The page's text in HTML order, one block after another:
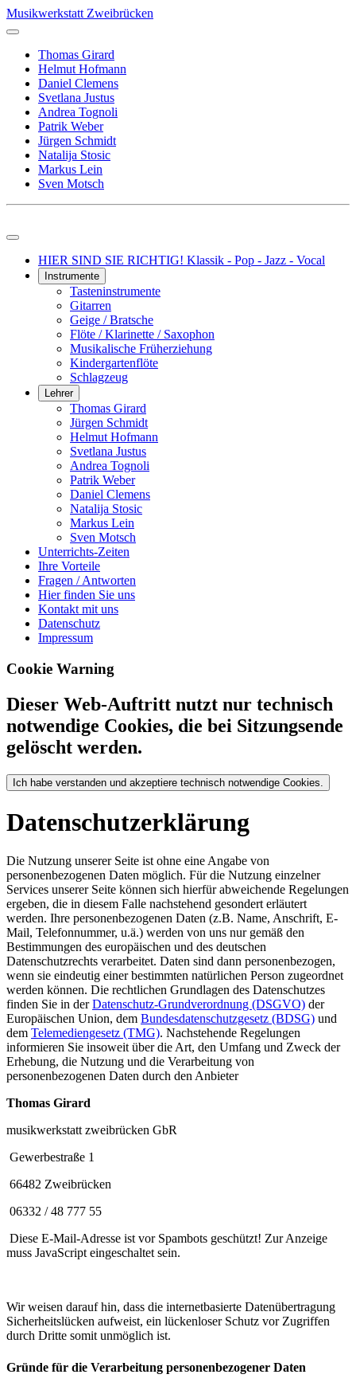
Musikwerkstatt Zweibrücken
Thomas Girard
Helmut Hofmann
Daniel Clemens
Svetlana Justus
Andrea Tognoli
Patrik Weber
Jürgen Schmidt
Natalija Stosic
Markus Lein
Sven Motsch
HIER SIND SIE RICHTIG! Klassik - Pop - Jazz - Vocal
Instrumente
Tasteninstrumente
Gitarren
Geige / Bratsche
Flöte / Klarinette / Saxophon
Musikalische Früherziehung
Kindergartenflöte
Schlagzeug
Lehrer
Thomas Girard
Jürgen Schmidt
Helmut Hofmann
Svetlana Justus
Andrea Tognoli
Patrik Weber
Daniel Clemens
Natalija Stosic
Markus Lein
Sven Motsch
Unterrichts-Zeiten
Ihre Vorteile
Fragen / Antworten
Hier finden Sie uns
Kontakt mit uns
Datenschutz
Impressum
Cookie Warning
Dieser Web-Auftritt nutzt nur technisch
notwendige Cookies, die bei Sitzungsende
gelöscht werden.
Ich habe verstanden und akzeptiere technisch notwendige Cookies.
Datenschutzerklärung
Die Nutzung unserer Seite ist ohne eine Angabe von
personenbezogenen Daten möglich. Für die Nutzung einzelner
Services unserer Seite können sich hierfür abweichende Regelungen
ergeben, die in diesem Falle nachstehend gesondert erläutert
werden. Ihre personenbezogenen Daten (z.B. Name, Anschrift, E-
Mail, Telefonnummer, u.ä.) werden von uns nur gemäß den
Bestimmungen des europäischen und des deutschen
Datenschutzrechts verarbeitet. Daten sind dann personenbezogen,
wenn sie eindeutig einer bestimmten natürlichen Person zugeordnet
werden können. Die rechtlichen Grundlagen des Datenschutzes
finden Sie in derDatenschutz-Grundverordnung (DSGVO) der
Europäischen Union, dem Bundesdatenschutzgesetz (BDSG) und
dem Telemediengesetz (TMG). Nachstehende Regelungen
informieren Sie insoweit über die Art, den Umfang und Zweck der
Erhebung, die Nutzung und die Verarbeitung von
personenbezogenen Daten durch den Anbieter
Thomas Girard
musikwerkstatt zweibrücken GbR
Gewerbestraße 1
66482 Zweibrücken
06332 / 48 777 55
Diese E-Mail-Adresse ist vor Spambots geschützt! Zur Anzeige
muss JavaScript eingeschaltet sein.
Wir weisen darauf hin, dass die internetbasierte Datenübertragung
Sicherheitslücken aufweist, ein lückenloser Schutz vor Zugriffen
durch Dritte somit unmöglich ist.
Gründe für die Verarbeitung personenbezogener Daten